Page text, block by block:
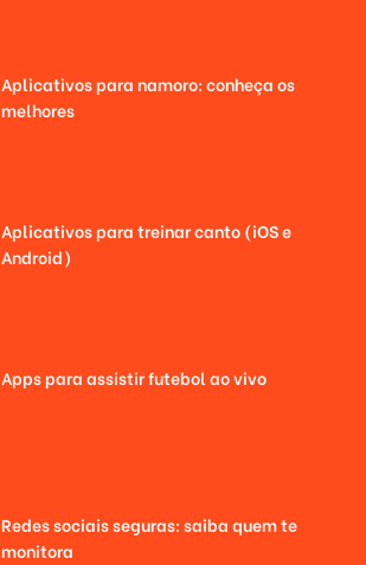
Aplicativos para namoro: conheça os
melhores
Aplicativos para treinar canto (iOS e
Android)
Apps para assistir futebol ao vivo
Redes sociais seguras: saiba quem te
monitora